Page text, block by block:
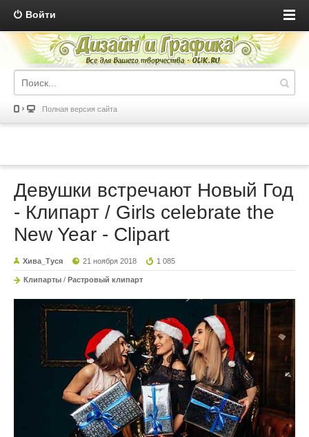
Войти
Полная версия сайта
Девушки встречают Новый Год
- Клипарт / Girls celebrate the
New Year - Clipart
Хива_Туся 21 ноября 2018 1 085
Клипарты / Растровый клипарт